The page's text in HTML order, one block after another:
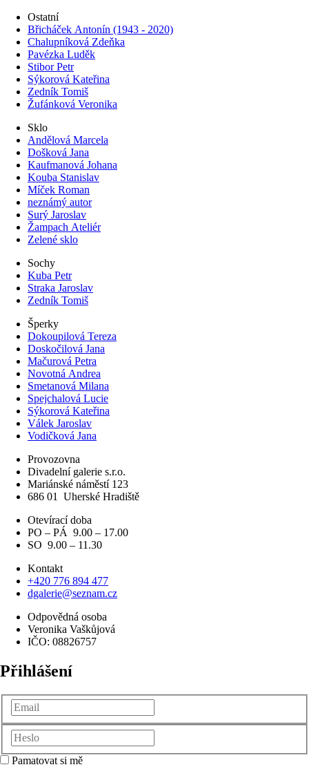
Ostatní
Břicháček Antonín (1943 - 2020)
Chalupníková Zdeňka
Pavézka Luděk
Stibor Petr
Sýkorová Kateřina
Zedník Tomiš
Žufánková Veronika
Sklo
Andělová Marcela
Došková Jana
Kaufmanová Johana
Kouba Stanislav
Míček Roman
neznámý autor
Surý Jaroslav
Žampach Ateliér
Zelené sklo
Sochy
Kuba Petr
Straka Jaroslav
Zedník Tomiš
Šperky
Dokoupilová Tereza
Doskočilová Jana
Mačurová Petra
Novotná Andrea
Smetanová Milana
Spejchalová Lucie
Sýkorová Kateřina
Válek Jaroslav
Vodičková Jana
Provozovna
Divadelní galerie s.r.o.
Mariánské náměstí 123
686 01
Uherské Hradiště
Otevírací doba
PO – PÁ 9.00 – 17.00
SO 9.00 – 11.30
Kontakt
+420 776 894 477
dgalerie@seznam.cz
Odpovědná osoba
Veronika Vaškůjová
IČO: 08826757
Přihlášení
Pamatovat si mě